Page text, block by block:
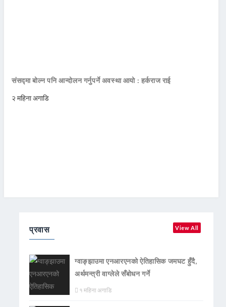
संसद्मा बोल्न पनि आन्दोलन गर्नुपर्ने अवस्था आयो : हर्कराज राई
२ महिना अगाडि
प्रवास View All
ग्वाङ्झाउमा एनआरएनको ऐतिहासिक जमघट हुँदै,
अर्थमन्त्री वाग्लेले सँबोधन गर्ने
१ महिना अगाडि